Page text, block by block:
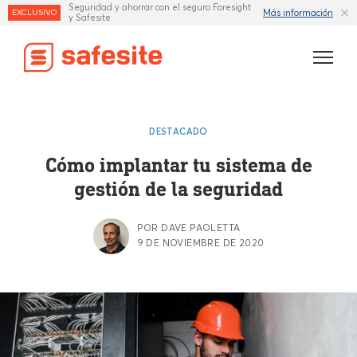
EXCLUSIVO
Seguridad y ahorrar con el seguro Foresight
y Safesite
Más información
Industrias
Recursos
DESTACADO
Cómo implantar tu sistema de
gestión de la seguridad
POR DAVE PAOLETTA
9 DE NOVIEMBRE DE 2020